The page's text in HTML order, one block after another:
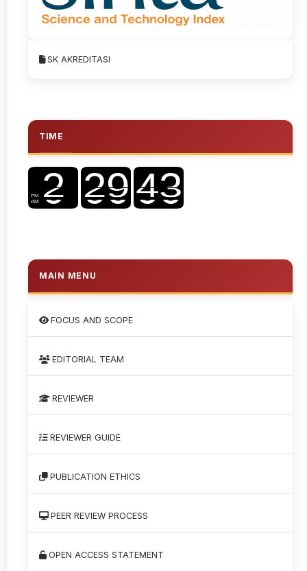
SK AKREDITASI
TIME
MAIN MENU
FOCUS AND SCOPE
EDITORIAL TEAM
REVIEWER
REVIEWER GUIDE
PUBLICATION ETHICS
PEER REVIEW PROCESS
OPEN ACCESS STATEMENT